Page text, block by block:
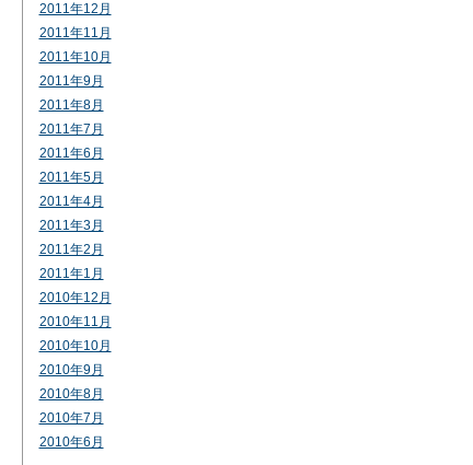
2011年12月
2011年11月
2011年10月
2011年9月
2011年8月
2011年7月
2011年6月
2011年5月
2011年4月
2011年3月
2011年2月
2011年1月
2010年12月
2010年11月
2010年10月
2010年9月
2010年8月
2010年7月
2010年6月